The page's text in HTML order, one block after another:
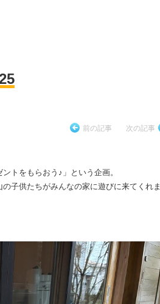
前の記事 次の記事
トをもらおう♪」という企画。
子供たちがみんなの家に遊びに来てくれま